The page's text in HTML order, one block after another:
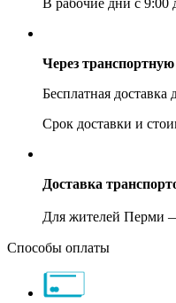
В рабочие дни с 9:00
Через
Бесплатная
Срок доставки и
Доставка
Для жителей Перми —
Способы оплаты